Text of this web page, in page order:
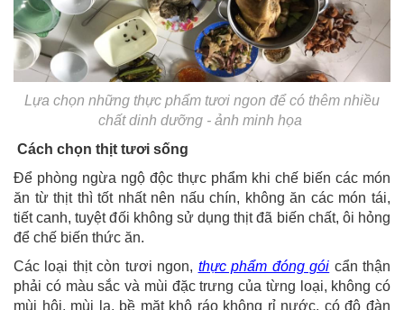
Lựa chọn những thực phẩm tươi ngon để có thêm nhiều
chất dinh dưỡng - ảnh minh họa
Cách chọn thịt tươi sống
Để phòng ngừa ngộ độc thực phẩm khi chế biến các món
ăn từ thịt thì tốt nhất nên nấu chín, không ăn các món tái,
tiết canh, tuyệt đối không sử dụng thịt đã biến chất, ôi hỏng
để chế biến thức ăn.
Các loại thịt còn tươi ngon, thực phẩm đóng gói cẩn thận
phải có màu sắc và mùi đặc trưng của từng loại, không có
mùi hôi, mùi lạ, bề mặt khô ráo không rỉ nước, có độ đàn